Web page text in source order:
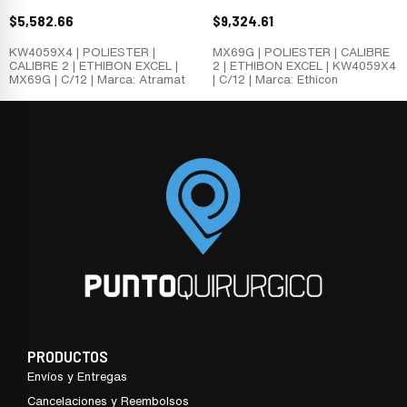
$5,582.66
KW4059X4 | POLIESTER |
CALIBRE 2 | ETHIBON EXCEL |
MX69G | C/12 | Marca: Atramat
$9,324.61
MX69G | POLIESTER | CALIBRE
2 | ETHIBON EXCEL | KW4059X4
| C/12 | Marca: Ethicon
PRODUCTOS
Envíos y Entregas
Cancelaciones y Reembolsos